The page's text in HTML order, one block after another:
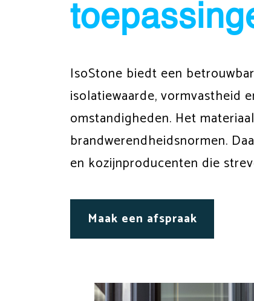
IsoStone biedt een
isolatiewaarde, vormvastheid
omstandigheden. Het
brandwerendheidsnormen.
en kozijnproducenten die
Maak een afspraak